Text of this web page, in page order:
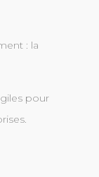
: la
pour